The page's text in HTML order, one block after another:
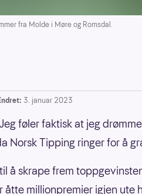
fra Molde i Møre og Romsdal.
3. januar 2023
føler faktisk at jeg
Norsk Tipping ringer for å
å skrape frem
åtte millionpremier igjen ute